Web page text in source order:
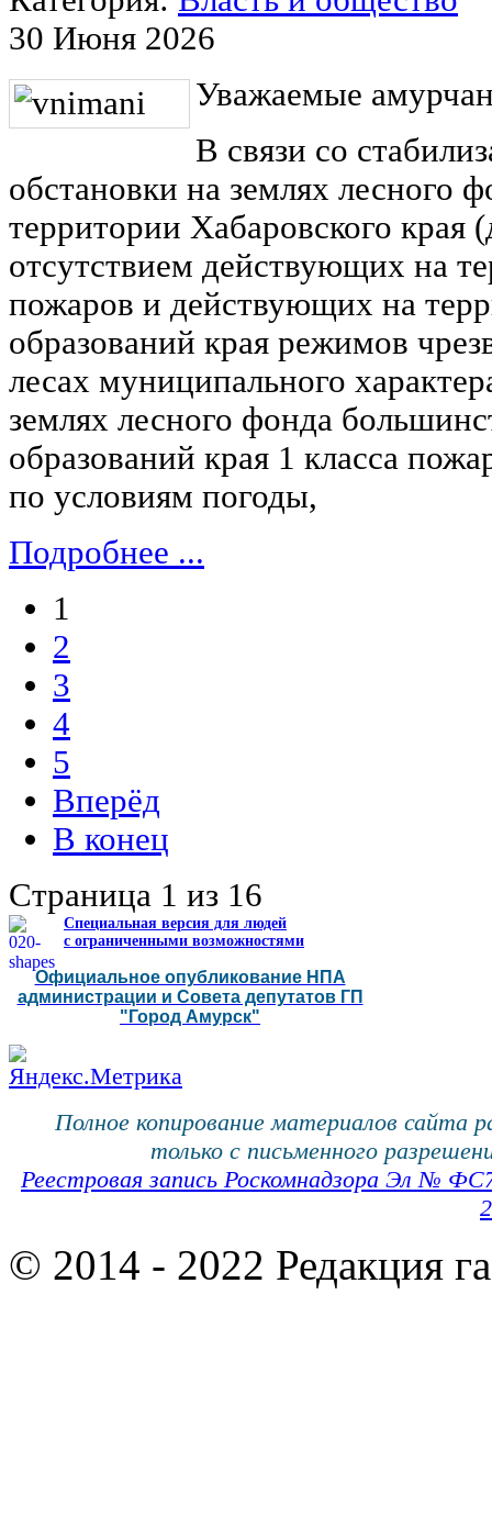
30 Июня 2026
Уважаемые
В связи со
обстановки на землях лесного
территории Хабаровского края
отсутствием действующих на
пожаров и действующих на
образований края режимов
лесах муниципального
землях лесного фонда
образований края 1 класса
по условиям погоды,
Подробнее ...
1
2
3
4
5
Вперёд
В конец
Страница 1 из 16
Специальная версия для людей
с ограниченными возможностями
Официальное опубликование НПА
администрации и Совета депутатов ГП
"Город Амурск"
Полное копирование материалов сайта
только с письменного
Реестровая запись Роскомнадзора Эл №
© 2014 - 2022 Редакция